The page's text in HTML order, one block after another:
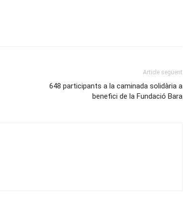
Article següent
648 participants a la caminada solidària a
benefici de la Fundació Bara